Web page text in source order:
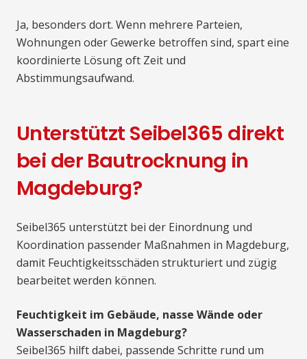
Ja, besonders dort. Wenn mehrere Parteien,
Wohnungen oder Gewerke betroffen sind, spart eine
koordinierte Lösung oft Zeit und
Abstimmungsaufwand.
Unterstützt Seibel365 direkt
bei der Bautrocknung in
Magdeburg?
Seibel365 unterstützt bei der Einordnung und
Koordination passender Maßnahmen in Magdeburg,
damit Feuchtigkeitsschäden strukturiert und zügig
bearbeitet werden können.
Feuchtigkeit im Gebäude, nasse Wände oder
Wasserschaden in Magdeburg?
Seibel365 hilft dabei, passende Schritte rund um